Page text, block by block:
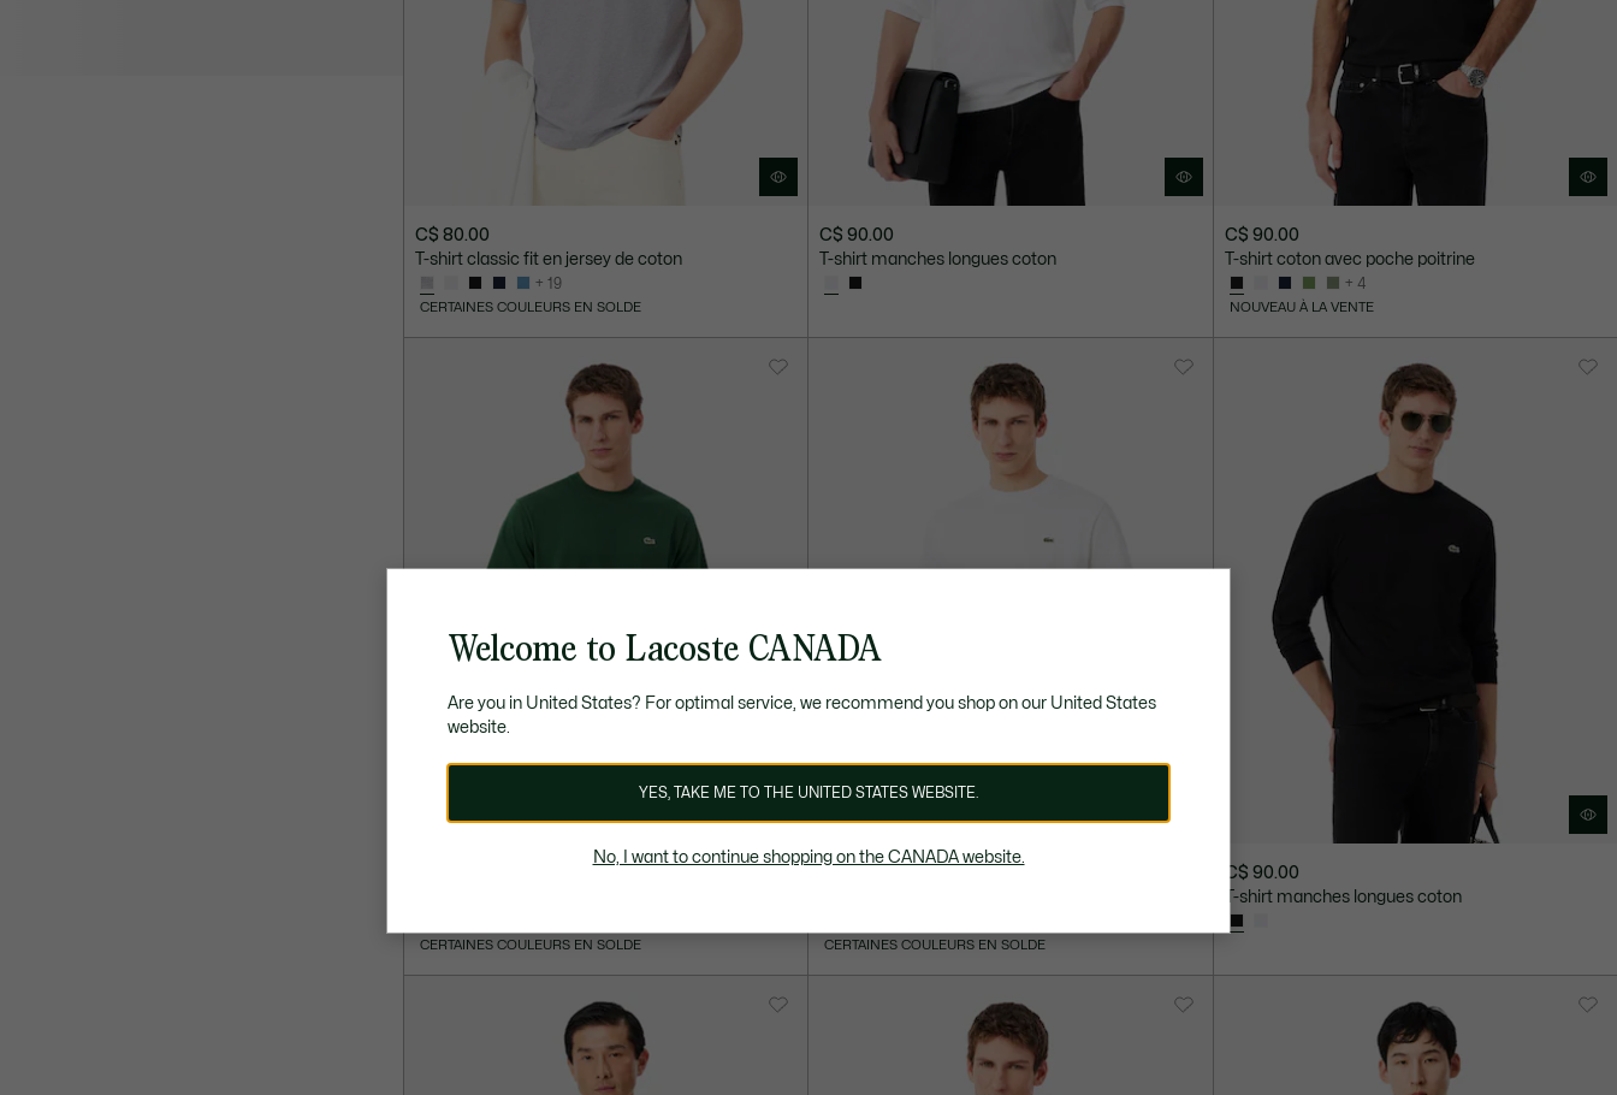
C$ 80.00
T-shirt classic fit en jersey de coton
+ 19
CERTAINES COULEURS EN SOLDE
C$ 90.00
T-shirt manches longues coton
C$ 90.00
T-shirt coton avec poche poitrine
+ 4
NOUVEAU À LA VENTE
CERTAINES COULEURS EN SOLDE CERTAINES COULEURS EN SOLDE
C$ 90.00
T-shirt manches longues coton
Welcome to Lacoste CANADA
Are you in United States? For optimal service, we recommend you shop on our United States
website.
YES, TAKE ME TO THE UNITED STATES WEBSITE.
No, I want to continue shopping on the CANADA website.